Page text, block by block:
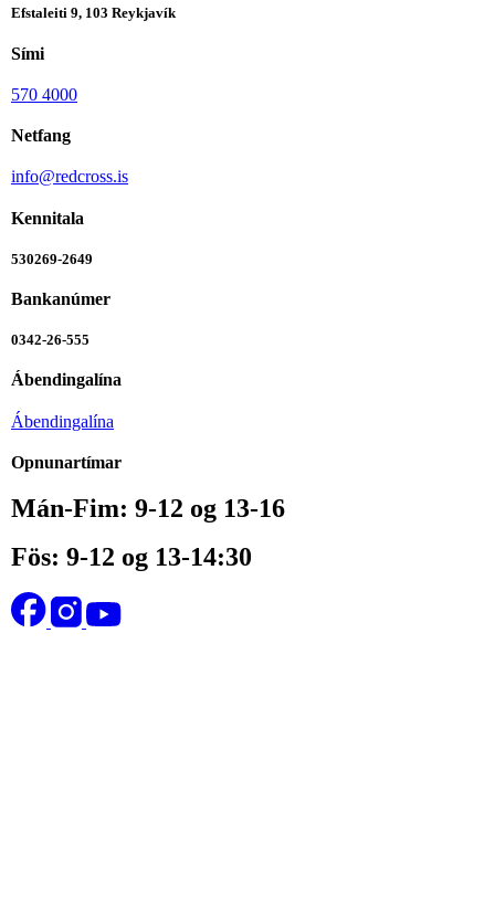
Efstaleiti 9, 103 Reykjavík
Sími
570 4000
Netfang
info@redcross.is
Kennitala
530269-2649
Bankanúmer
0342-26-555
Ábendingalína
Ábendingalína
Opnunartímar
Mán-Fim: 9-12 og 13-16
Fös: 9-12 og 13-14:30